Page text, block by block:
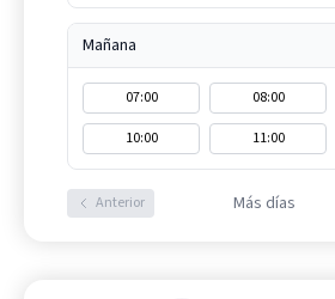
Mañana
07:00 08:00
10:00
11:00
Anterior Más días